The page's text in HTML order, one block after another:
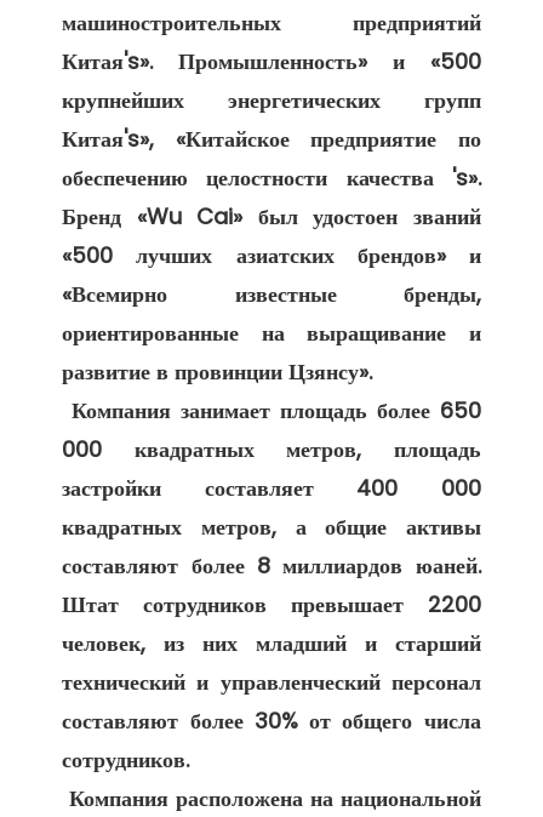
машиностроительных предприятий
Китая's». Промышленность» и «500
крупнейших энергетических групп
Китая's», «Китайское предприятие по
обеспечению целостности качества 's».
Бренд «Wu Cai» был удостоен званий
«500 лучших азиатских брендов» и
«Всемирно известные бренды,
ориентированные на выращивание и
развитие в провинции Цзянсу».
Компания занимает площадь более 650
000 квадратных метров, площадь
застройки составляет 400 000
квадратных метров, а общие активы
составляют более 8 миллиардов юаней.
Штат сотрудников превышает 2200
человек, из них младший и старший
технический и управленческий персонал
составляют более 30% от общего числа
сотрудников.
Компания расположена на национальной